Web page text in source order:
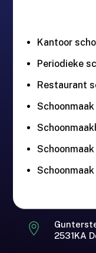
Kantoor
Periodieke
Restaurant

2531KA
Zakelijk &